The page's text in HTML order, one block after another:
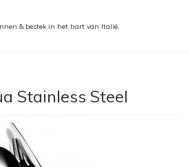
& bestek in het hart van Italië.
Stainless Steel